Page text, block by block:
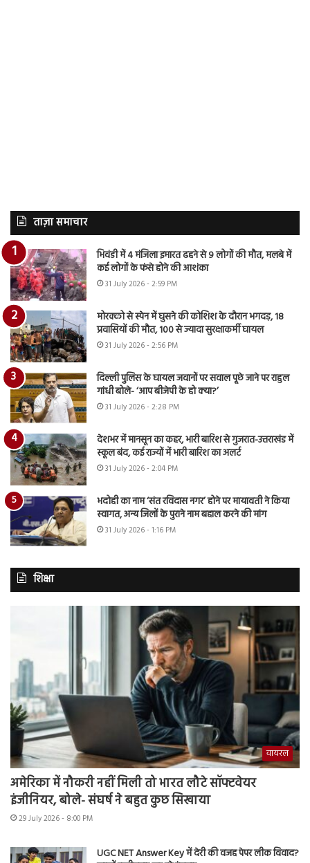
ताज़ा समाचार
भिवंडी में 4 मंजिला इमारत ढहने से 9 लोगों की मौत, मलबे में
कई लोगों के फंसे होने की आशंका
31 July 2026 - 2:59 PM
मोरक्को से स्पेन में घुसने की कोशिश के दौरान भगदड़, 18
प्रवासियों की मौत, 100 से ज्यादा सुरक्षाकर्मी घायल
31 July 2026 - 2:56 PM
दिल्ली पुलिस के घायल जवानों पर सवाल पूछे जाने पर राहुल
गांधी बोले- ‘आप बीजेपी के हो क्या?’
31 July 2026 - 2:28 PM
देशभर में मानसून का कहर, भारी बारिश से गुजरात-उत्तराखंड में
स्कूल बंद, कई राज्यों में भारी बारिश का अलर्ट
31 July 2026 - 2:04 PM
भदोही का नाम ‘संत रविदास नगर’ होने पर मायावती ने किया
स्वागत, अन्य जिलों के पुराने नाम बहाल करने की मांग
31 July 2026 - 1:16 PM
शिक्षा
वायरल
अमेरिका में नौकरी नहीं मिली तो भारत लौटे सॉफ्टवेयर
इंजीनियर, बोले- संघर्ष ने बहुत कुछ सिखाया
29 July 2026 - 8:00 PM
UGC NET Answer Key में देरी की वजह पेपर लीक विवाद?